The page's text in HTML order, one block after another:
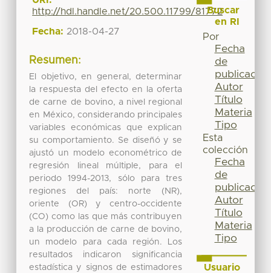
http://hdl.handle.net/20.500.11799/81772
Fecha: 2018-04-27
Resumen:
El objetivo, en general, determinar
la respuesta del efecto en la oferta
de carne de bovino, a nivel regional
en México, considerando principales
variables económicas que explican
su comportamiento. Se diseñó y se
ajustó un modelo econométrico de
regresión lineal múltiple, para el
periodo 1994-2013, sólo para tres
regiones del país: norte (NR),
oriente (OR) y centro-occidente
(CO) como las que más contribuyen
a la producción de carne de bovino,
un modelo para cada región. Los
resultados indicaron significancia
estadística y signos de estimadores
Buscar
en RI
Por
Fecha
de
publicación
Autor
Título
Materia
Tipo
Esta
colección
Fecha
de
publicación
Autor
Título
Materia
Tipo
Usuario